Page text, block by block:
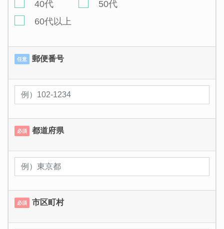
40代
50代
60代以上
任意 郵便番号
必須 都道府県
必須 市区町村